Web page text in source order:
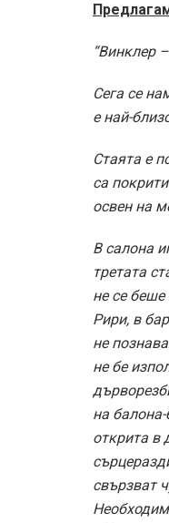
“Винклер
Сега се
е най-
Стаята е
са
освен на
В салона
третата
не се
Рири, в
не
не бе
на
открита в
свързват